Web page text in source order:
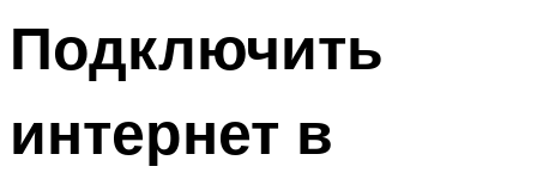
Подключить
интернет в